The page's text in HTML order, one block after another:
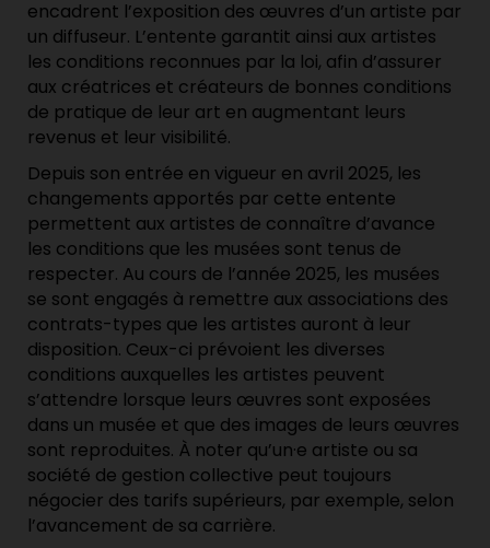
encadrent l’exposition des œuvres d’un artiste par
un diffuseur. L’entente garantit ainsi aux artistes
les conditions reconnues par la loi, afin d’assurer
aux créatrices et créateurs de bonnes conditions
de pratique de leur art en augmentant leurs
revenus et leur visibilité.
Depuis son entrée en vigueur en avril 2025, les
changements apportés par cette entente
permettent aux artistes de connaître d’avance
les conditions que les musées sont tenus de
respecter. Au cours de l’année 2025, les musées
se sont engagés à remettre aux associations des
contrats-types que les artistes auront à leur
disposition. Ceux-ci prévoient les diverses
conditions auxquelles les artistes peuvent
s’attendre lorsque leurs œuvres sont exposées
dans un musée et que des images de leurs œuvres
sont reproduites. À noter qu’un·e artiste ou sa
société de gestion collective peut toujours
négocier des tarifs supérieurs, par exemple, selon
l’avancement de sa carrière.